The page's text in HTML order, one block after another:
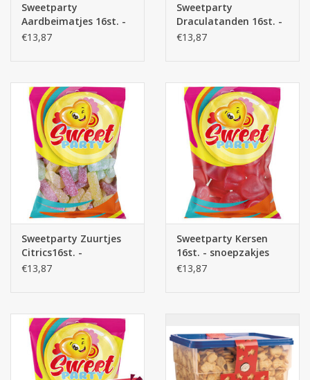
Paasgeschenken
Sweetparty
Aardbeimatjes 16st. -
snoepzakjes
€13,87
Sweetparty
Draculatanden 16st. -
snoepzakjes
€13,87
Sweetparty Zuurtjes
Citrics16st. -
snoepzakjes
€13,87
Sweetparty Kersen
16st. - snoepzakjes
€13,87